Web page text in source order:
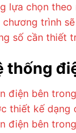
lựa chọn
chương trình
số cần thiết
thống
điện bên
thiết kế dạng
điện bên